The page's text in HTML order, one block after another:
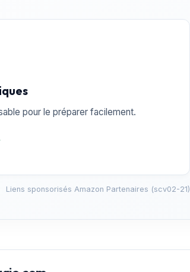
pour le préparer facilement.
Liens sponsorisés Amazon Partenaires (scv02-21)